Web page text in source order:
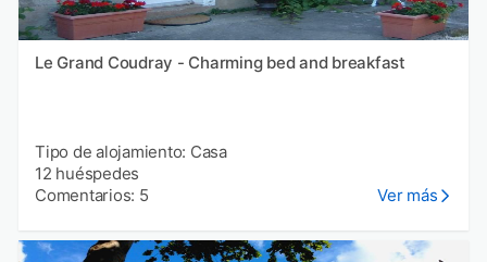
Le Grand Coudray - Charming bed and breakfast
Tipo de alojamiento: Casa
12 huéspedes
Comentarios: 5
Ver más